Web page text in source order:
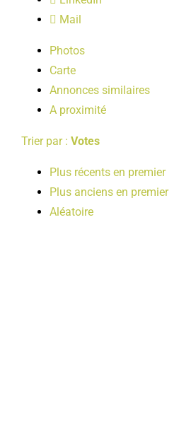
PUBLICATIONS
Mail
Photos
Carte
Annonces similaires
A proximité
Trier par : Votes
Plus récents en premier
Plus anciens en premier
Aléatoire